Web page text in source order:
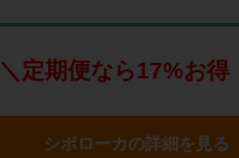
＼定期便なら17%お得
シボローカの詳細を見る